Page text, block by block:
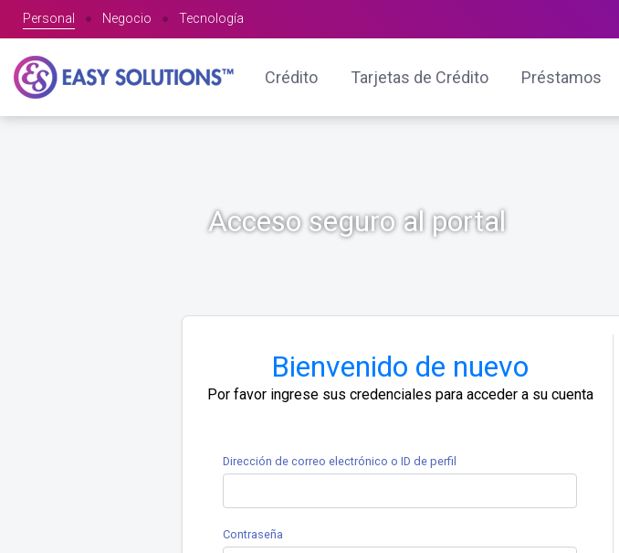
Personal ● Negocio ● Tecnología
Crédito Tarjetas de Crédito Préstamos
Acceso seguro al portal
Bienvenido de nuevo
Por favor ingrese sus credenciales para acceder a su cuenta
Dirección de correo electrónico o ID de perfil
Contraseña